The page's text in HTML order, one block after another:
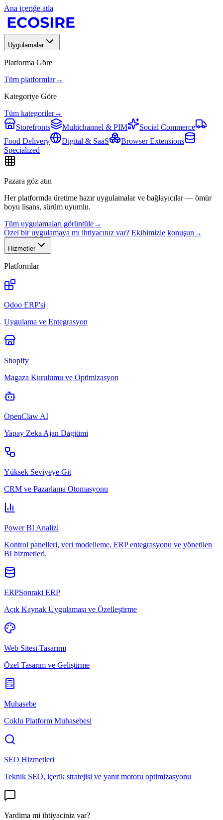
Ana içeriğe atla
Uygulamalar
Platforma Göre
Tüm platformlar→
Kategoriye Göre
Tüm kategoriler→
Storefronts
Multichannel & PIM
Social Commerce
Food Delivery
Digital & SaaS
Browser Extensions
Specialized
Pazara göz atın
Her platformda üretime hazır uygulamalar ve bağlayıcılar — ömür
boyu lisans, sürüm uyumlu.
Tüm uygulamaları görüntüle→
Özel bir uygulamaya mı ihtiyacınız var? Ekibimizle konuşun →
Hizmetler
Platformlar
Odoo ERP'si
Uygulama ve Entegrasyon
Shopify
Magaza Kurulumu ve Optimizasyon
OpenClaw AI
Yapay Zeka Ajan Dagitimi
Yüksek Seviyeye Git
CRM ve Pazarlama Otomasyonu
Power BI Analizi
Kontrol panelleri, veri modelleme, ERP entegrasyonu ve yönetilen
BI hizmetleri.
ERPSonraki ERP
Açık Kaynak Uygulaması ve Özelleştirme
Web Sitesi Tasarımı
Özel Tasarım ve Geliştirme
Muhasebe
Coklu Platform Muhasebesi
SEO Hizmetleri
Teknik SEO, içerik stratejisi ve yanıt motoru optimizasyonu
Yardima mi ihtiyaciniz var?